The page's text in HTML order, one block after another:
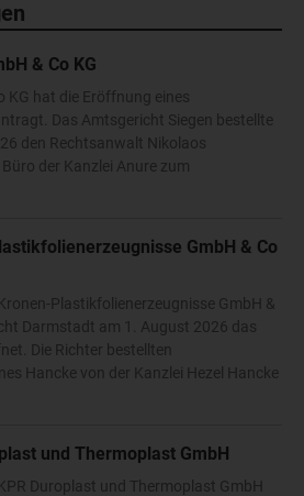
& Co KG
KG hat die Eröffnung eines
Das Amtsgericht Siegen bestellte
den Rechtsanwalt Nikolaos
der Kanzlei Anure zum
GmbH & Co
Plastikfolienerzeugnisse GmbH &
Darmstadt am 1. August 2026 das
Die Richter bestellten
Hancke von der Kanzlei Hezel Hancke
und Thermoplast GmbH
Duroplast und Thermoplast GmbH